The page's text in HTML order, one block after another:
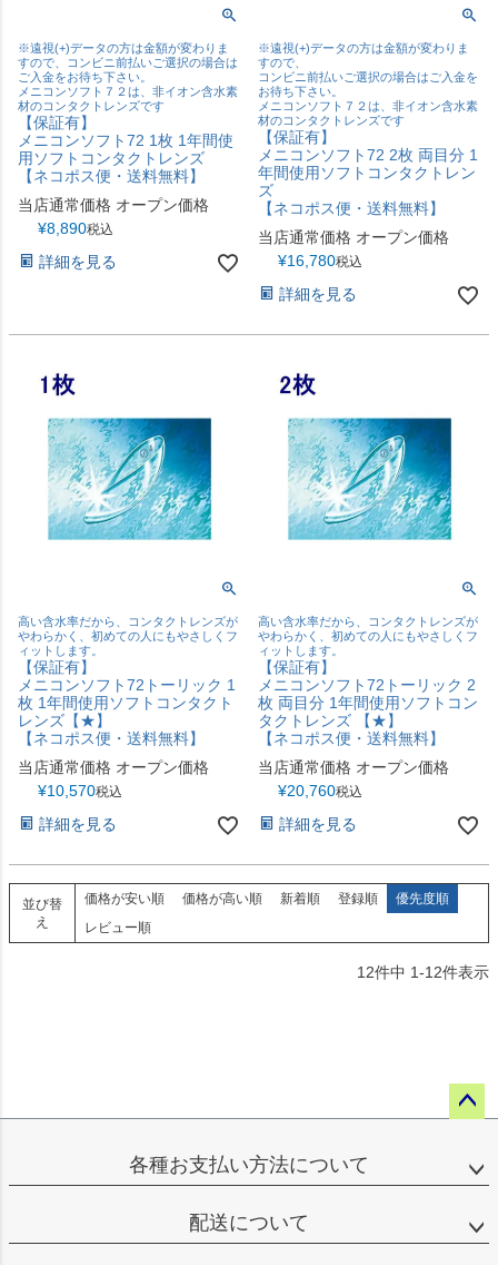
※遠視(+)データの方は金額が変わりま
すので、コンビニ前払いご選択の場合は
ご入金をお待ち下さい。
メニコンソフト７２は、非イオン含水素
材のコンタクトレンズです
【保証有】
メニコンソフト72 1枚 1年間使
用ソフトコンタクトレンズ
【ネコポス便・送料無料】
当店通常価格 オープン価格
¥8,890税込
詳細を見る
※遠視(+)データの方は金額が変わりま
すので、
コンビニ前払いご選択の場合はご入金を
お待ち下さい。
メニコンソフト７２は、非イオン含水素
材のコンタクトレンズです
【保証有】
メニコンソフト72 2枚 両目分 1
年間使用ソフトコンタクトレン
ズ
【ネコポス便・送料無料】
当店通常価格 オープン価格
¥16,780税込
詳細を見る
高い含水率だから、コンタクトレンズが
やわらかく、初めての人にもやさしくフ
ィットします。
【保証有】
メニコンソフト72トーリック 1
枚 1年間使用ソフトコンタクト
レンズ【★】
【ネコポス便・送料無料】
当店通常価格 オープン価格
¥10,570税込
詳細を見る
高い含水率だから、コンタクトレンズが
やわらかく、初めての人にもやさしくフ
ィットします。
【保証有】
メニコンソフト72トーリック 2
枚 両目分 1年間使用ソフトコン
タクトレンズ 【★】
【ネコポス便・送料無料】
当店通常価格 オープン価格
¥20,760税込
詳細を見る
並び替
え
価格が安い順 価格が高い順 新着順 登録順
優先度順
レビュー順
12件中 1-12件表示
ップ
各種お支払い方法について
配送について